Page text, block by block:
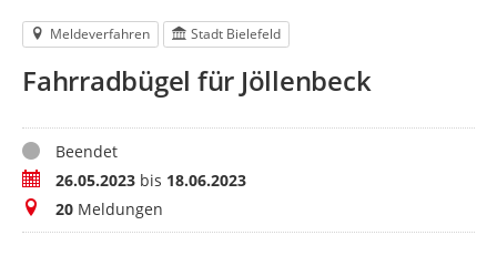
Meldeverfahren Stadt Bielefeld
Fahrradbügel für Jöllenbeck
StatusBeendet
Zeitraum26.05.2023 bis 18.06.2023
Meldungen
20 Meldungen